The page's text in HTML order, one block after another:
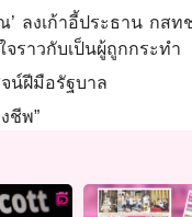
’ ลงเก้าอี้ประธาน กส
ราวกับเป็นผู้ถูกกระทำ
น์ฝีมือรัฐบาล
ชีพ”